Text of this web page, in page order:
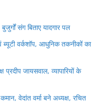
संग बिताए यादगार पल
वर्कशॉप, आधुनिक तकनीकों का
जायसवाल, व्यापारियों के
वेदांत वर्मा बने अध्यक्ष, रचित